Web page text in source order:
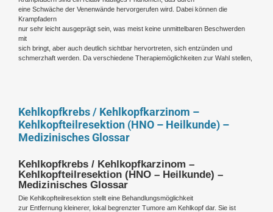
eine Schwäche der Venenwände hervorgerufen wird. Dabei können die
Krampfadern
nur sehr leicht ausgeprägt sein, was meist keine unmittelbaren Beschwerden
mit
sich bringt, aber auch deutlich sichtbar hervortreten, sich entzünden und
schmerzhaft werden. Da verschiedene Therapiemöglichkeiten zur Wahl stellen,
Kehlkopfkrebs / Kehlkopfkarzinom –
Kehlkopfteilresektion (HNO – Heilkunde) –
Medizinisches Glossar
Kehlkopfkrebs / Kehlkopfkarzinom –
Kehlkopfteilresektion (HNO – Heilkunde) –
Medizinisches Glossar
Die Kehlkopfteilresektion stellt eine Behandlungsmöglichkeit
zur Entfernung kleinerer, lokal begrenzter Tumore am Kehlkopf dar. Sie ist